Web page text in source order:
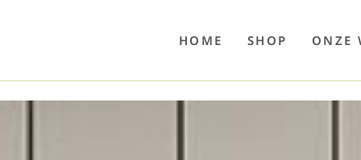
HOME SHOP ONZE